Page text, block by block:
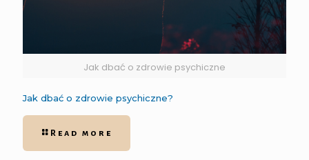
Jak dbać o zdrowie psychiczne
Jak dbać o zdrowie psychiczne?
Read more